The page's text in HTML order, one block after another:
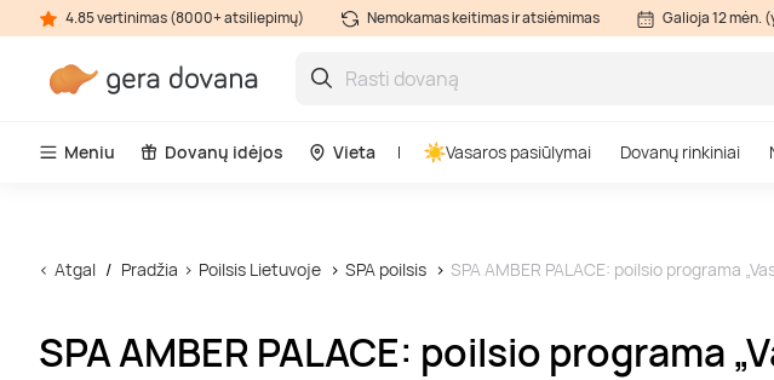
4.85 vertinimas (8000+ atsiliepimų) Nemokamas keitimas ir atsiėmimas Galioja 12 mėn.
Meniu Dovanų idėjos Vieta Vasaros pasiūlymai Dovanų rinkiniai
Atgal Pradžia Poilsis Lietuvoje SPA poilsis SPA AMBER PALACE: poilsio programa
SPA AMBER PALACE: poilsio programa